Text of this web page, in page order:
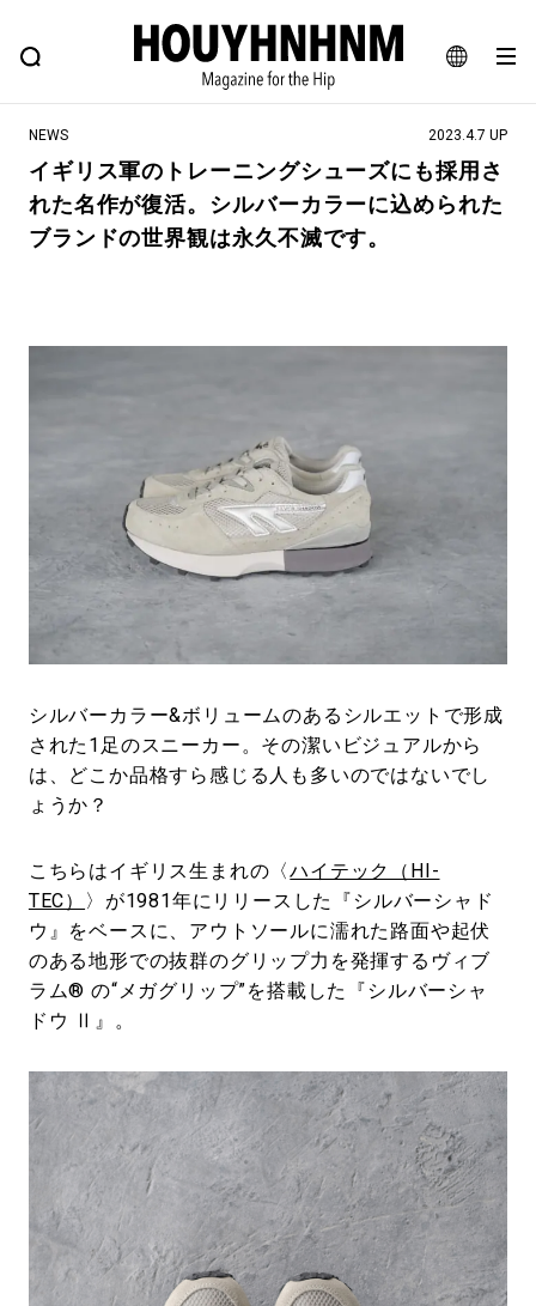
JA
EN
FEATURE BLOG SNAP
ヒップなファッション、カルチャー、ライフスタイルWEBマガジン
#注目のタグ
#NEW VINTAGE #マイナーグッド図鑑
#FOCUS IT #AH.H
#ととけん #FASHION #MUSIC
#LIFESTYLE #SNEAKER #OUTDOOR
#SPORTS #HANDSOME HANDBOOK
NEWS 2023.4.7 UP
イギリス軍のトレーニングシューズにも採用さ
れた名作が復活。シルバーカラーに込められた
ブランドの世界観は永久不滅です。
シルバーカラー&ボリュームのあるシルエットで形成
された1足のスニーカー。その潔いビジュアルから
は、どこか品格すら感じる人も多いのではないでし
ょうか？
こちらはイギリス生まれの〈ハイテック（HI-
TEC）
〉が1981年にリリースした『シルバーシャド
ウ』をベースに、アウトソールに濡れた路面や起伏
のある地形での抜群のグリップ力を発揮するヴィブ
ラム® の“メガグリップ”を搭載した『シルバーシャ
ドウ Ⅱ』。